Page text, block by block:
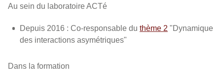
Au sein du laboratoire ACTé
Depuis 2016 : Co-responsable du thème 2 "Dynamique
des interactions asymétriques"
Dans la formation